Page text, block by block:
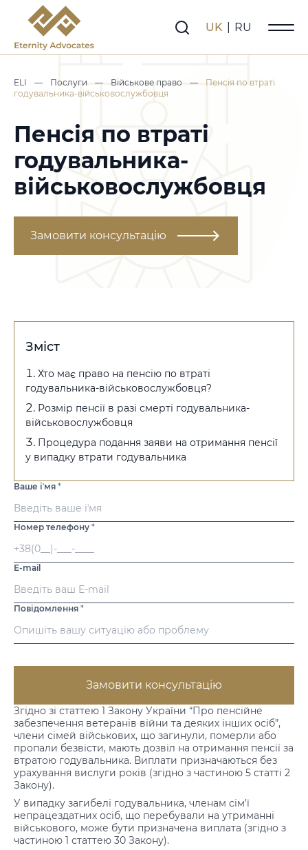
UK RU
ELI — Послуги — Військове право —
Пенсія по втраті
годувальника-військовослужбовця
Пенсія по втраті
годувальника-
військовослужбовця
Замовити консультацію
Згідно зі статтею 1 Закону України “Про пенсійне
забезпечення ветеранів війни та деяких інших осіб”,
члени сімей військових, що загинули, померли або
пропали безвісти, мають дозвіл на отримання пенсії за
втратою годувальника. Виплати призначаються без
урахування вислуги років (згідно з частиною 5 статті 2
Закону).
У випадку загибелі годувальника, членам сім’ї
непрацездатних осіб, що перебували на утриманні
військового, може бути призначена виплата (згідно з
частиною 1 статтею 30 Закону).
Зміст
Хто має право на пенсію по втраті
годувальника-військовослужбовця?
Розмір пенсії в разі смерті годувальника-
військовослужбовця
Процедура подання заяви на отримання пенсії
у випадку втрати годувальника
Ваше іʼмя *
Номер телефону *
E-mail
Повідомлення *
Замовити консультацію